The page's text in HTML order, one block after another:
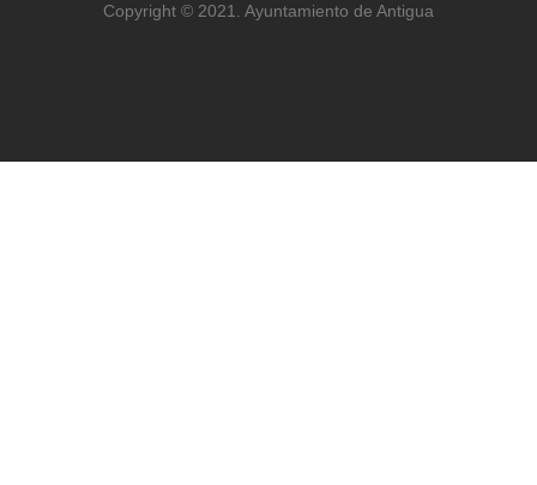
Copyright © 2021. Ayuntamiento de Antigua